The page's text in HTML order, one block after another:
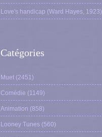
Love's handicap (Ward Hayes, 1923)
Catégories
Muet (2451)
Comédie (1149)
Animation (858)
Looney Tunes (560)